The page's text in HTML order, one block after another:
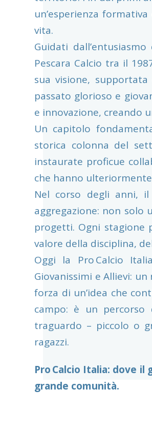
un’esperienza
vita.
Guidati
Pescara Calcio tra il
sua visione,
passato glorioso e
e innovazione, creando
Un capitolo
storica colonna del
instaurate proficue
che hanno
Nel corso degli anni,
aggregazione: non solo
progetti. Ogni stagione
valore della disciplina,
Oggi la Pro Calcio
Giovanissimi e Allievi:
forza di un’idea che
campo: è un
traguardo – piccolo o
ragazzi.
Pro Calcio Italia: dove
grande comunità.